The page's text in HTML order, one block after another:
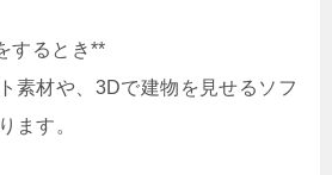
するとき**
素材や、3Dで建物を見せるソフ
ます。